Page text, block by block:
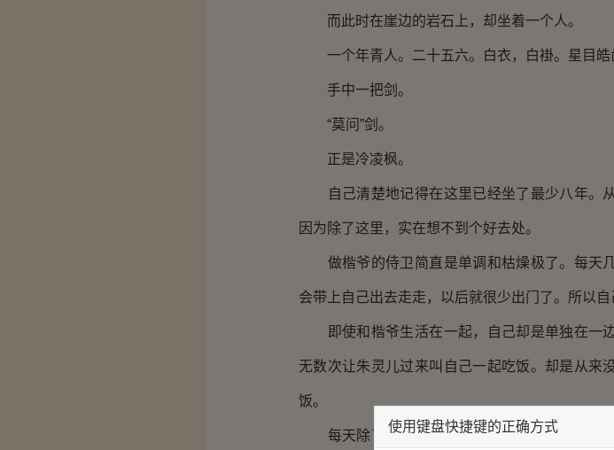
而此时在崖边的岩石上，却坐着一个人。
一个年青人。二十五六。白衣，白褂。星目皓
手中一把剑。
“莫问”剑。
正是冷凌枫。
自己清楚地记得在这里已经坐了最少八年。从
因为除了这里，实在想不到个好去处。
做楷爷的侍卫简直是单调和枯燥极了。每天
会带上自己出去走走，以后就很少出门了。所以自
即使和楷爷生活在一起，自己却是单独在一
无数次让朱灵儿过来叫自己一起吃饭。却是从来
饭。
每天除了疯狂的练习爹传给自己的剑法和自
使用键盘快捷键的正确方式